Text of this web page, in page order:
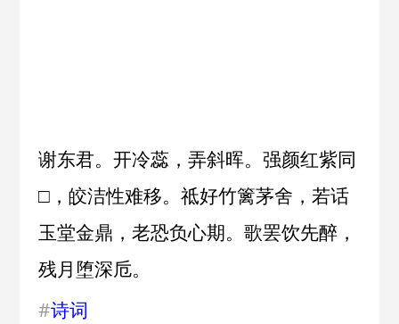
谢东君。开冷蕊，弄斜晖。强颜红紫同
□，皎洁性难移。祗好竹篱茅舍，若话
玉堂金鼎，老恐负心期。歌罢饮先醉，
残月堕深卮。
#诗词